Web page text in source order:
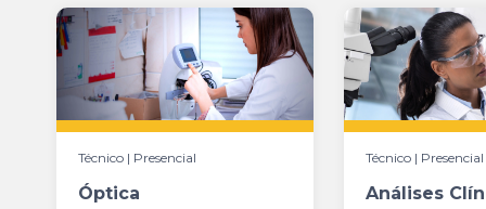
Técnico | Presencial
Óptica
Técnico | Presencial
Análises